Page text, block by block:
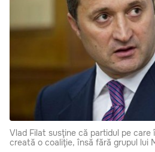
Vlad Filat susţine că partidul pe
creată o coaliţie, însă fără grupul lui